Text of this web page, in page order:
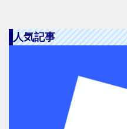
人気記事